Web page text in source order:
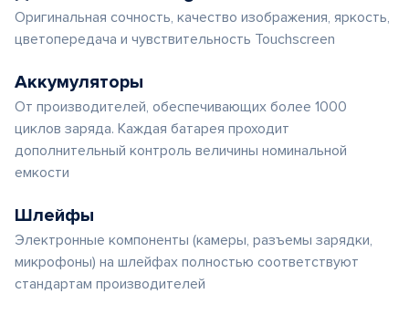
Оригинальная сочность, качество изображения, яркость,
цветопередача и чувствительность Touchscreen
Аккумуляторы
От производителей, обеспечивающих более 1000
циклов заряда. Каждая батарея проходит
дополнительный контроль величины номинальной
емкости
Шлейфы
Электронные компоненты (камеры, разъемы зарядки,
микрофоны) на шлейфах полностью соответствуют
стандартам производителей